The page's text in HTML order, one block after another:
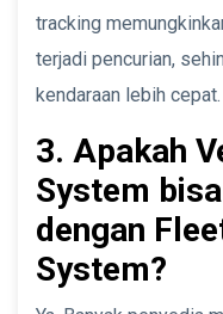
tracking
terjadi pencurian,
kendaraan lebih cepat.
3. Apakah
System
dengan
System?